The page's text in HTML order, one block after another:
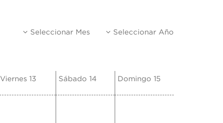
Seleccionar Mes Seleccionar Año
Viernes 13 Sábado 14 Domingo 15